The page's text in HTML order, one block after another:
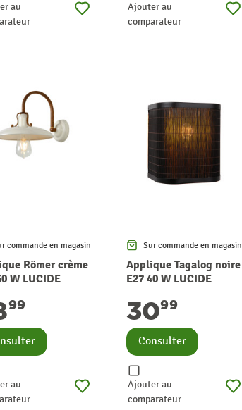
au
Ajouter au
comparateur
commande en magasin
Römer crème
W LUCIDE
99
au
Sur commande en magasin
Applique Tagalog noire
E27 40 W LUCIDE
3099
Consulter
Ajouter au
comparateur